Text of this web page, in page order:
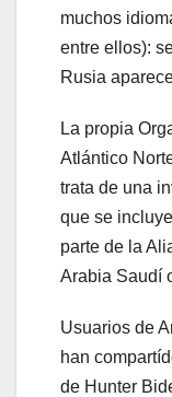
muchos
entre ellos):
Rusia
La propia
Atlántico
trata de una
que se
parte de la
Arabia Saudí
Usuarios de
han
de Hunter